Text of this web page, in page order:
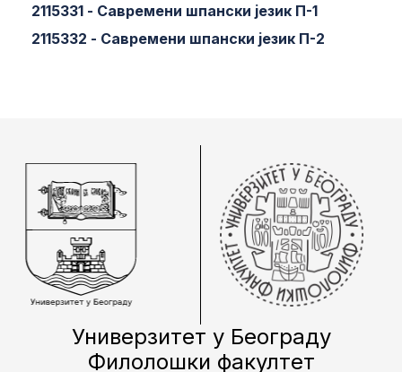
2115331 - Савремени шпански језик П-1
2115332 - Савремени шпански језик П-2
Универзитет у Београду
Филолошки факултет